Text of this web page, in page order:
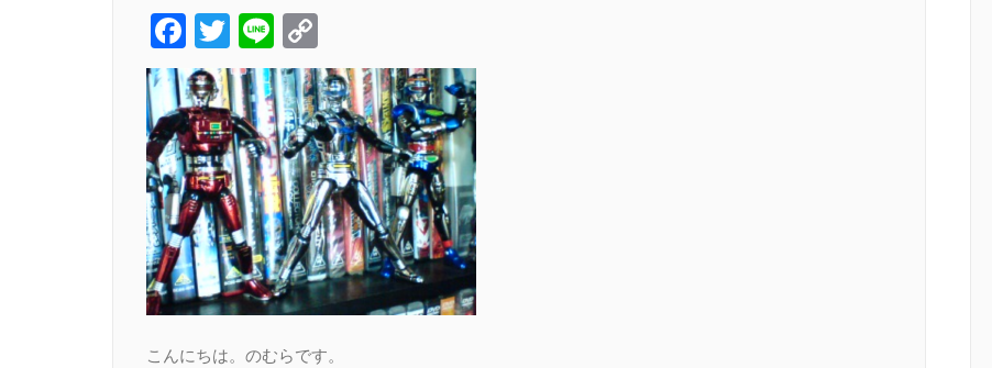
Facebook
Twitter
Line
Link
こんにちは。のむらです。